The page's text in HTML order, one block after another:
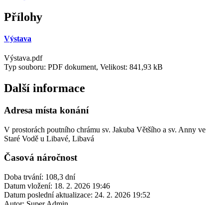
Přílohy
Výstava
Výstava.pdf
Typ souboru: PDF dokument, Velikost: 841,93 kB
Další informace
Adresa místa konání
V prostorách poutního chrámu sv. Jakuba Většího a sv. Anny ve
Staré Vodě u Libavé, Libavá
Časová náročnost
Doba trvání: 108,3 dní
Datum vložení: 18. 2. 2026 19:46
Datum poslední aktualizace: 24. 2. 2026 19:52